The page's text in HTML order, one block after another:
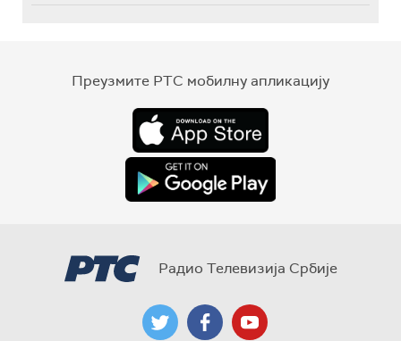
Преузмите РТС мобилну апликацију
Радио Телевизија Србије